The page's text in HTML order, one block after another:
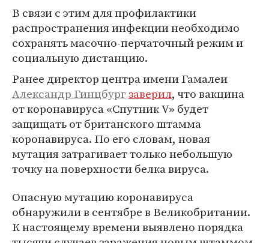
В связи с этим для профилактики
распространения инфекции необходимо
сохранять масочно-перчаточный режим и
социальную дистанцию.
Ранее директор центра имени Гамалеи
Александр Гинцбургзаверил, что вакцина
от коронавируса «Спутник V» будет
защищать от британского штамма
коронавируса. По его словам, новая
мутация затрагивает только небольшую
точку на поверхности белка вируса.
Опасную мутацию коронавируса
обнаружили в сентябре в Великобритании.
К настоящему времени выявлено порядка